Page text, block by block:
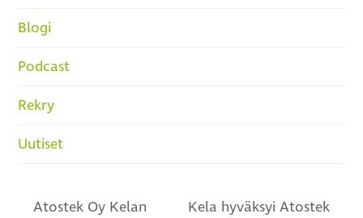
Blogi
Podcast
Rekry
Uutiset
Atostek Oy Kelan
Kela hyväksyi Atostek